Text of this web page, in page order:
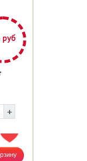
руб
ДОБАВИТЬ В ИЗБРАННОЕ